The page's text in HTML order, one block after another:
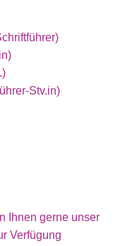
Stv.in)
Ihnen gerne unser
Verfügung